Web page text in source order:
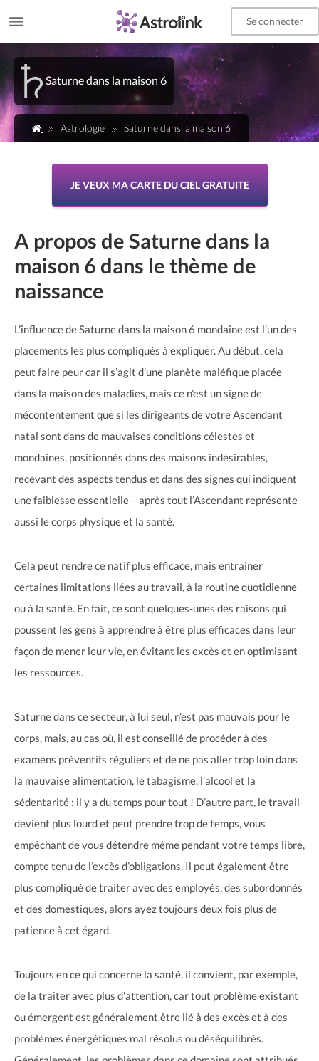
Se connecter
Saturne dans la maison 6
Astrologie Saturne dans la maison 6
JE VEUX MA CARTE DU CIEL GRATUITE
A propos de Saturne dans la
maison 6 dans le thème de
naissance
L’influence de Saturne dans la maison 6 mondaine est l’un des
placements les plus compliqués à expliquer. Au début, cela
peut faire peur car il s’agit d’une planète maléfique placée
dans la maison des maladies, mais ce n’est un signe de
mécontentement que si les dirigeants de votre Ascendant
natal sont dans de mauvaises conditions célestes et
mondaines, positionnés dans des maisons indésirables,
recevant des aspects tendus et dans des signes qui indiquent
une faiblesse essentielle – après tout l’Ascendant représente
aussi le corps physique et la santé.
Cela peut rendre ce natif plus efficace, mais entraîner
certaines limitations liées au travail, à la routine quotidienne
ou à la santé. En fait, ce sont quelques-unes des raisons qui
poussent les gens à apprendre à être plus efficaces dans leur
façon de mener leur vie, en évitant les excès et en optimisant
les ressources.
Saturne dans ce secteur, à lui seul, n’est pas mauvais pour le
corps, mais, au cas où, il est conseillé de procéder à des
examens préventifs réguliers et de ne pas aller trop loin dans
la mauvaise alimentation, le tabagisme, l’alcool et la
sédentarité : il y a du temps pour tout ! D’autre part, le travail
devient plus lourd et peut prendre trop de temps, vous
empêchant de vous détendre même pendant votre temps libre,
compte tenu de l’excès d’obligations. Il peut également être
plus compliqué de traiter avec des employés, des subordonnés
et des domestiques, alors ayez toujours deux fois plus de
patience à cet égard.
Toujours en ce qui concerne la santé, il convient, par exemple,
de la traiter avec plus d’attention, car tout problème existant
ou émergent est généralement être lié à des excès et à des
problèmes énergétiques mal résolus ou déséquilibrés.